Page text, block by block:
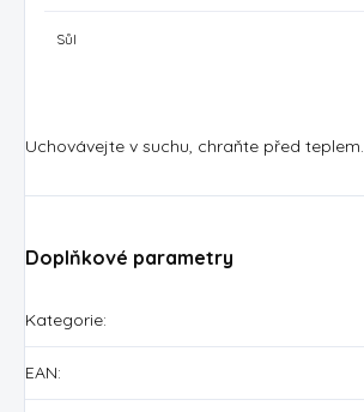
Sůl
Uchovávejte v suchu, chraňte před teplem.
Doplňkové parametry
Kategorie:
EAN: